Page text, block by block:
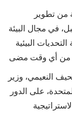
تطوير
في مجال البيئة
البيئية
النعيمي، وزير
على الدور